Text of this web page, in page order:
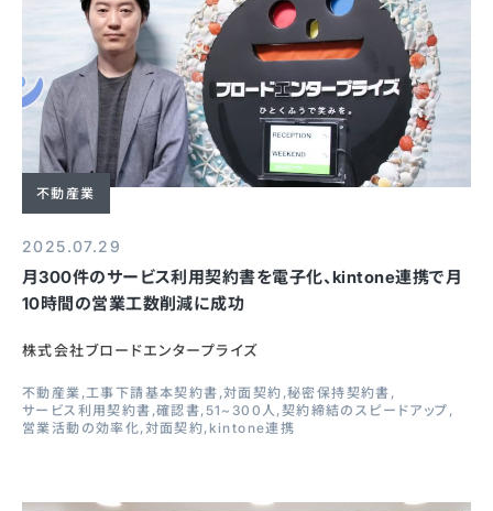
不動産業
2025.07.29
月300件のサービス利用契約書を電子化、kintone連携で月
10時間の営業工数削減に成功
株式会社ブロードエンタープライズ
不動産業 工事下請基本契約書 対面契約 秘密保持契約書
サービス利用契約書 確認書 51~300人 契約締結のスピードアップ
営業活動の効率化 対面契約 kintone連携